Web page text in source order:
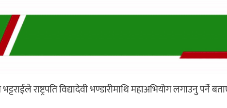
राष्ट्रपति विद्यादेवी भण्डारीमाथि महाअभियोग लगाउनु पर्ने